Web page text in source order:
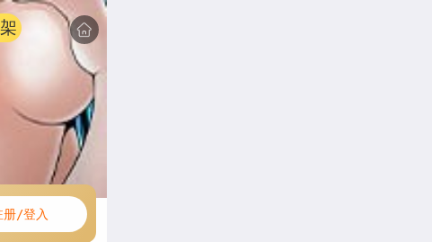
册/登入